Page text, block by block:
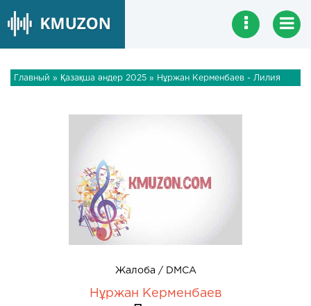
Главный » Қазақша әндер 2025 » Нұржан Керменбаев - Лилия
Жалоба / DMCA
Нұржан Керменбаев